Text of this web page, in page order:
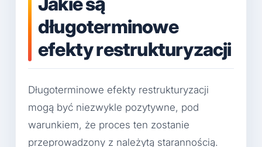
długoterminowe
efekty restrukturyzacji
Długoterminowe efekty restrukturyzacji
mogą być niezwykle pozytywne, pod
warunkiem, że proces ten zostanie
przeprowadzony z należytą starannością.